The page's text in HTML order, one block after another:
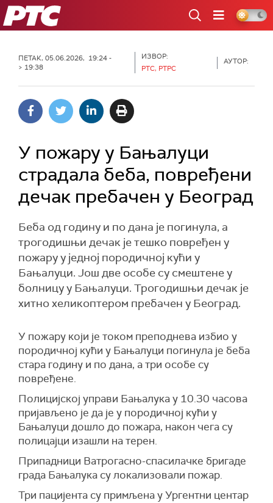
РТС
ПЕТАК, 05.06.2026, 19:24 -
> 19:38
ИЗВОР:
РТС, РТРС
АУТОР:
У пожару у Бањалуци
страдала беба, повређени
дечак пребачен у Београд
Беба од годину и по дана је погинула, а
трогодишњи дечак је тешко повређен у
пожару у једној породичној кући у
Бањалуци. Још две особе су смештене у
болницу у Бањалуци. Трогодишњи дечак је
хитно хеликоптером пребачен у Београд.
У пожару који је током преподнева избио у
породичној кући у Бањалуци погинула је беба
стара годину и по дана, а три особе су
повређене.
Полицијској управи Бањалука у 10.30 часова
пријављено је да је у породичној кући у
Бањалуци дошло до пожара, након чега су
полицајци изашли на терен.
Припадници Ватрогасно-спасилачке бригаде
града Бањалука су локализовали пожар.
Три пацијента су примљена у Ургентни центар